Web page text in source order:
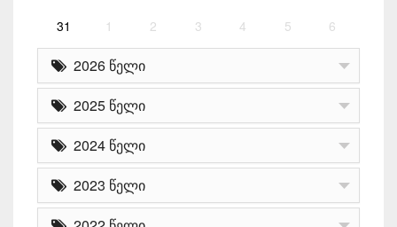
31 1 2 3 4 5 6
2026 წელი
2025 წელი
2024 წელი
2023 წელი